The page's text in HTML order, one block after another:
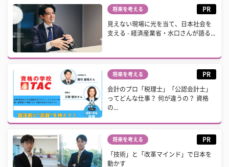
将来を考える PR
見えない現場に光を当て、日本社会を
支える - 経済産業省・水口さんが語る...
将来を考える PR
会計のプロ「税理士」「公認会計士」
ってどんな仕事？ 何が違うの？ 資格
の...
将来を考える PR
「技術」と「改革マインド」で日本を
動かす